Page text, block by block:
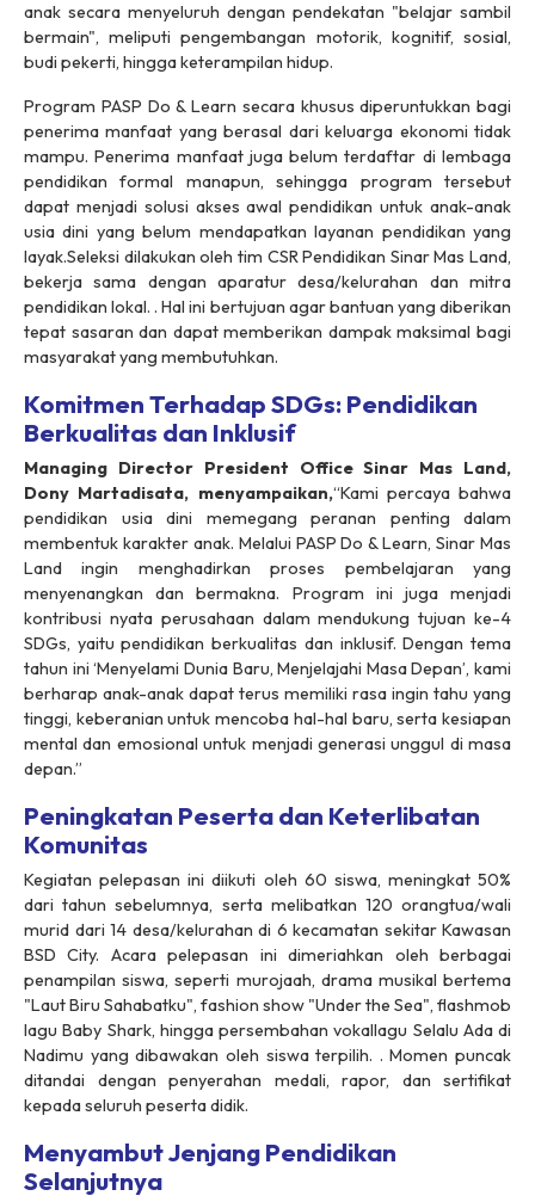
anak secara menyeluruh dengan pendekatan "belajar sambil
bermain", meliputi pengembangan motorik, kognitif, sosial,
budi pekerti, hingga keterampilan hidup.
Program PASP Do & Learn secara khusus diperuntukkan bagi
penerima manfaat yang berasal dari keluarga ekonomi tidak
mampu. Penerima manfaat juga belum terdaftar di lembaga
pendidikan formal manapun, sehingga program tersebut
dapat menjadi solusi akses awal pendidikan untuk anak-anak
usia dini yang belum mendapatkan layanan pendidikan yang
layak.Seleksi dilakukan oleh tim CSR Pendidikan Sinar Mas Land,
bekerja sama dengan aparatur desa/kelurahan dan mitra
pendidikan lokal. . Hal ini bertujuan agar bantuan yang diberikan
tepat sasaran dan dapat memberikan dampak maksimal bagi
masyarakat yang membutuhkan.
Komitmen Terhadap SDGs: Pendidikan
Berkualitas dan Inklusif
Managing Director President Office Sinar Mas Land,
Dony Martadisata, menyampaikan,“Kami percaya bahwa
pendidikan usia dini memegang peranan penting dalam
membentuk karakter anak. Melalui PASP Do & Learn, Sinar Mas
Land ingin menghadirkan proses pembelajaran yang
menyenangkan dan bermakna. Program ini juga menjadi
kontribusi nyata perusahaan dalam mendukung tujuan ke-4
SDGs, yaitu pendidikan berkualitas dan inklusif. Dengan tema
tahun ini ‘Menyelami Dunia Baru, Menjelajahi Masa Depan’, kami
berharap anak-anak dapat terus memiliki rasa ingin tahu yang
tinggi, keberanian untuk mencoba hal-hal baru, serta kesiapan
mental dan emosional untuk menjadi generasi unggul di masa
depan.”
Peningkatan Peserta dan Keterlibatan
Komunitas
Kegiatan pelepasan ini diikuti oleh 60 siswa, meningkat 50%
dari tahun sebelumnya, serta melibatkan 120 orangtua/wali
murid dari 14 desa/kelurahan di 6 kecamatan sekitar Kawasan
BSD City. Acara pelepasan ini dimeriahkan oleh berbagai
penampilan siswa, seperti murojaah, drama musikal bertema
"Laut Biru Sahabatku", fashion show "Under the Sea", flashmob
lagu Baby Shark, hingga persembahan vokallagu Selalu Ada di
Nadimu yang dibawakan oleh siswa terpilih. . Momen puncak
ditandai dengan penyerahan medali, rapor, dan sertifikat
kepada seluruh peserta didik.
Menyambut Jenjang Pendidikan
Selanjutnya